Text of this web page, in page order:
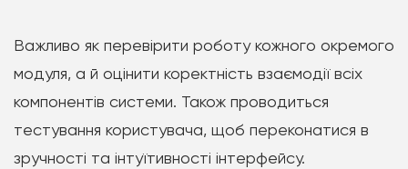
Важливо як перевірити роботу кожного окремого
модуля, а й оцінити коректність взаємодії всіх
компонентів системи. Також проводиться
тестування користувача, щоб переконатися в
зручності та інтуїтивності інтерфейсу.